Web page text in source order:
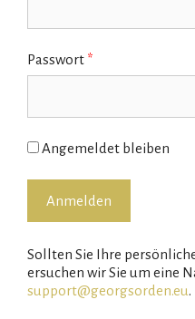
Passwort *
Angemeldet bleiben
Sollten Sie Ihre
ersuchen wir Sie um eine
support@georgsorden.eu.